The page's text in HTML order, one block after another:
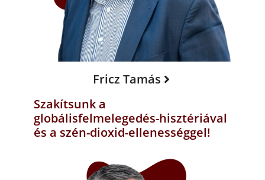
Fricz Tamás
Szakítsunk a
globálisfelmelegedés-hisztériával
és a szén-dioxid-ellenességgel!